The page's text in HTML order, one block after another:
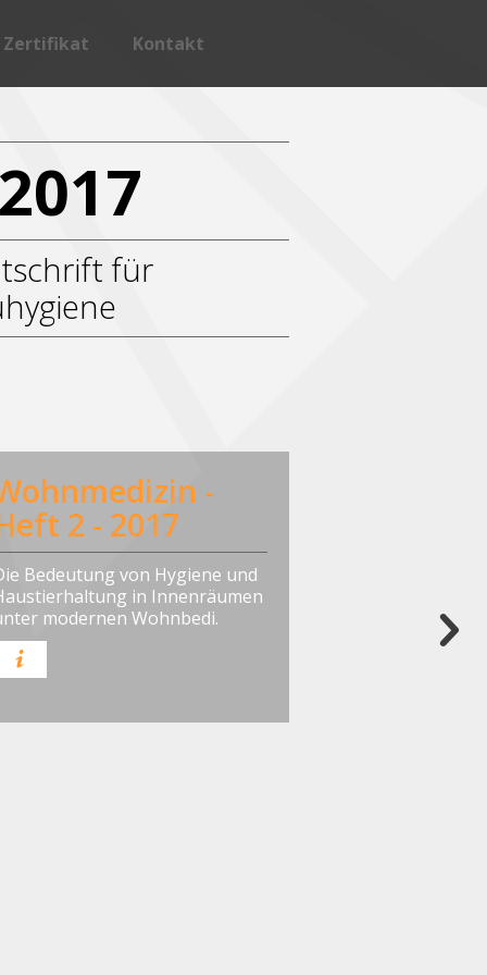
Zertifikat
Zertifizierte Produkte
Kontakt
für
-
2 - 2017
Bedeutung von Hygiene und
in Innenräumen
modernen Wohnbedi.